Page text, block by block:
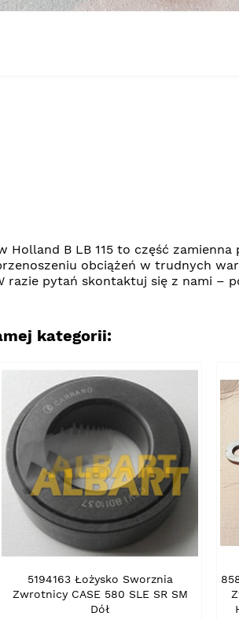
Holland B LB 115 to część
obciążeń w trudnych
razie pytań skontaktuj się z nami –
kategorii:
5194163 Łożysko Sworznia
Zwrotnicy CASE 580 SLE SR SM
Dół